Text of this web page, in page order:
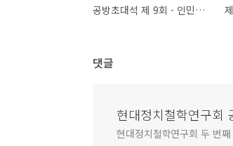
공방초대석 제 9회 - 인민이 인민이 되지 못하게 하는 것 : 불충분한 접합인가 왜곡된 교통인가
댓글
현대정치철학연구회
현대정치철학연구회 두 번째